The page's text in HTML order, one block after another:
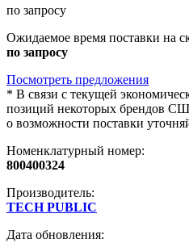
по запросу
Ожидаемое время поставки на
по запросу
Посмотреть предложения
* В связи с текущей
позиций некоторых брендов
о возможности поставки
Номенклатурный номер:
800400324
Производитель:
TECH PUBLIC
Дата обновления: